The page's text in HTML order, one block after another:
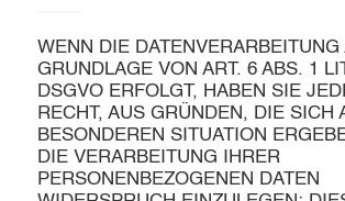
WENN DIE DATENVERARBEITUNG
GRUNDLAGE VON ART. 6 ABS. 1
DSGVO ERFOLGT, HABEN SIE
RECHT, AUS GRÜNDEN, DIE SICH
BESONDEREN SITUATION
DIE VERARBEITUNG IHRER
PERSONENBEZOGENEN DATEN